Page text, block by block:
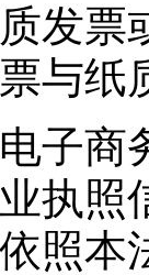
发票
与纸
商务
执照
照本